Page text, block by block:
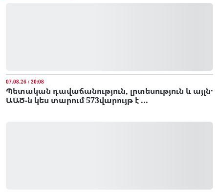
07.08.26 / 20:08
Պետական դավաճանություն, լրտեսություն և այլն․
ԱԱԾ-ն կես տարում 573վարույթ է ...